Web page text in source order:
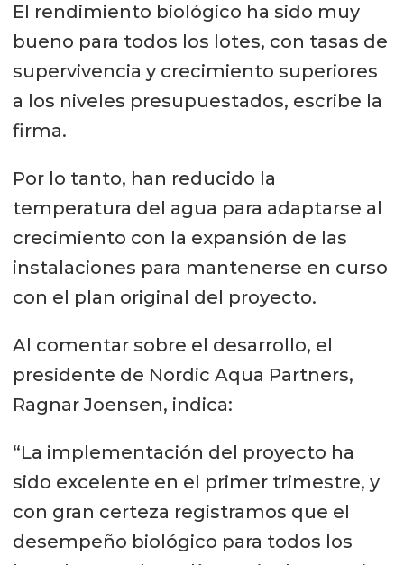
El rendimiento biológico ha sido muy
bueno para todos los lotes, con tasas de
supervivencia y crecimiento superiores
a los niveles presupuestados, escribe la
firma.
Por lo tanto, han reducido la
temperatura del agua para adaptarse al
crecimiento con la expansión de las
instalaciones para mantenerse en curso
con el plan original del proyecto.
Al comentar sobre el desarrollo, el
presidente de Nordic Aqua Partners,
Ragnar Joensen, indica:
“La implementación del proyecto ha
sido excelente en el primer trimestre, y
con gran certeza registramos que el
desempeño biológico para todos los